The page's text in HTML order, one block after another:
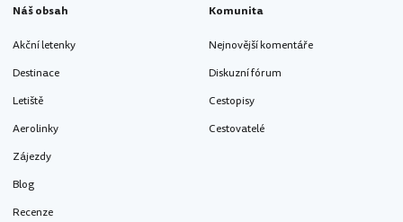
Náš obsah
Akční letenky
Destinace
Letiště
Aerolinky
Zájezdy
Blog
Recenze
Komunita
Nejnovější komentáře
Diskuzní fórum
Cestopisy
Cestovatelé